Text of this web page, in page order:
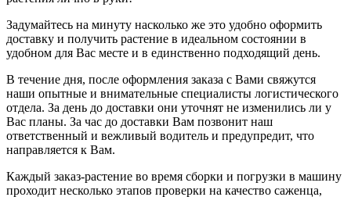
Задумайтесь на минуту насколько же это удобно оформить
доставку и получить растение в идеальном состоянии в
удобном для Вас месте и в единственно подходящий день.
В течение дня, после оформления заказа с Вами свяжутся
наши опытные и внимательные специалисты логистического
отдела. За день до доставки они уточнят не изменились ли у
Вас планы. За час до доставки Вам позвонит наш
ответственный и вежливый водитель и предупредит, что
направляется к Вам.
Каждый заказ-растение во время сборки и погрузки в машину
проходит несколько этапов проверки на качество саженца,